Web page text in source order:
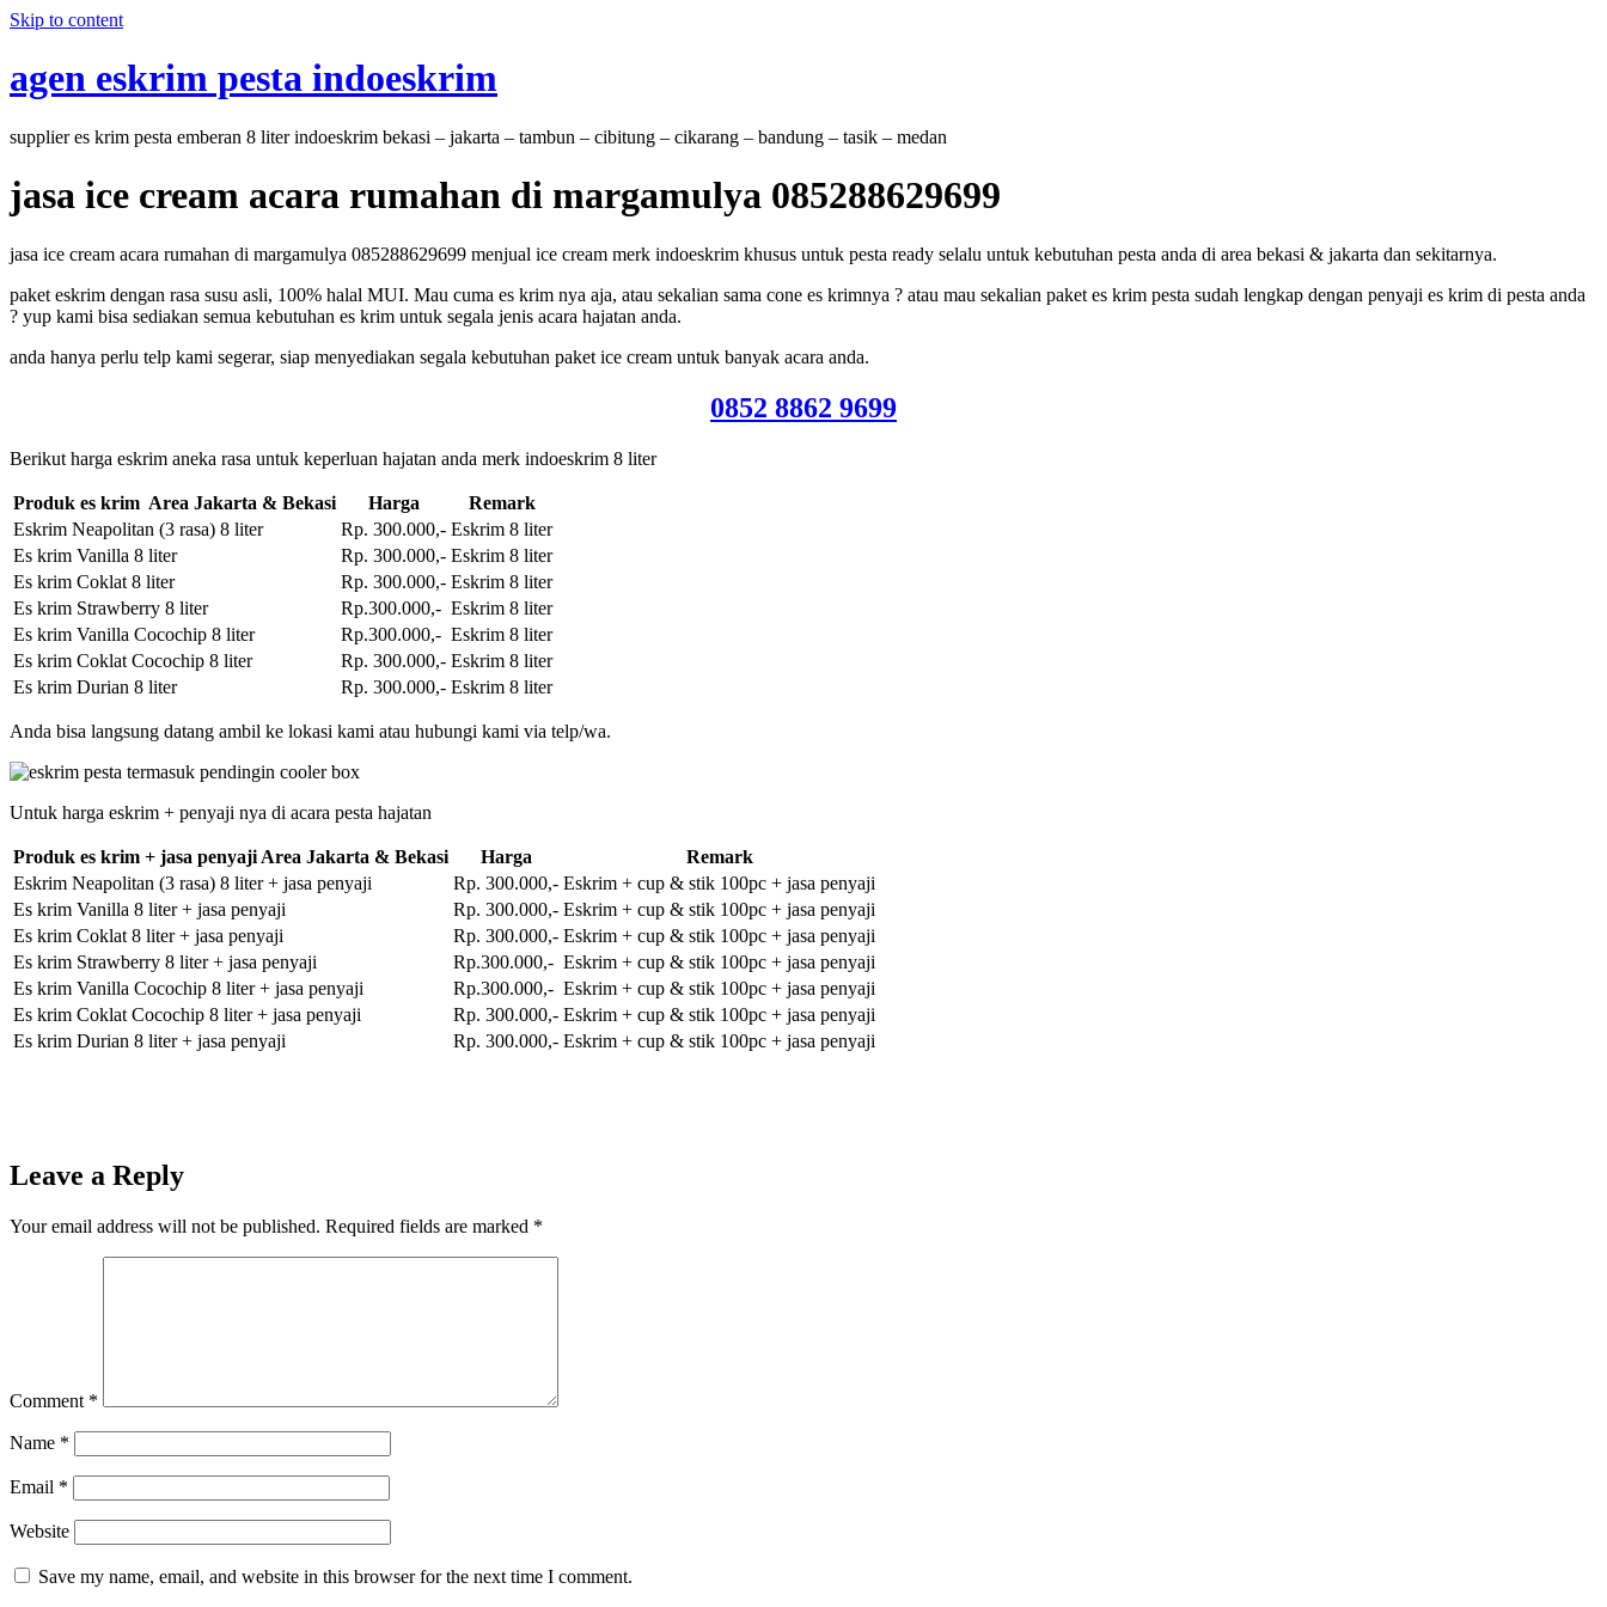
Skip to content
agen eskrim pesta indoeskrim
supplier es krim pesta emberan 8 liter indoeskrim bekasi – jakarta – tambun – cibitung – cikarang – bandung – tasik – medan
jasa ice cream acara rumahan di margamulya 085288629699
jasa ice cream acara rumahan di margamulya 085288629699 menjual ice cream merk indoeskrim khusus untuk pesta ready selalu untuk kebutuhan pesta anda di area bekasi & jakarta dan sekitarnya.
paket eskrim dengan rasa susu asli, 100% halal MUI. Mau cuma es krim nya aja, atau sekalian sama cone es krimnya ? atau mau sekalian paket es krim pesta sudah lengkap dengan penyaji es krim di pesta anda
? yup kami bisa sediakan semua kebutuhan es krim untuk segala jenis acara hajatan anda.
anda hanya perlu telp kami segerar, siap menyediakan segala kebutuhan paket ice cream untuk banyak acara anda.
0852 8862 9699
Berikut harga eskrim aneka rasa untuk keperluan hajatan anda merk indoeskrim 8 liter
Produk es krim Area Jakarta & Bekasi Harga
Remark
Eskrim Neapolitan (3 rasa) 8 liter
Rp. 300.000,- Eskrim 8 liter
Es krim Vanilla 8 liter
Rp. 300.000,- Eskrim 8 liter
Es krim Coklat 8 liter
Rp. 300.000,- Eskrim 8 liter
Es krim Strawberry 8 liter
Rp.300.000,- Eskrim 8 liter
Es krim Vanilla Cocochip 8 liter
Rp.300.000,- Eskrim 8 liter
Es krim Coklat Cocochip 8 liter
Rp. 300.000,- Eskrim 8 liter
Es krim Durian 8 liter
Rp. 300.000,- Eskrim 8 liter
Anda bisa langsung datang ambil ke lokasi kami atau hubungi kami via telp/wa.
Untuk harga eskrim + penyaji nya di acara pesta hajatan
Produk es krim + jasa penyaji Area Jakarta & Bekasi Harga
Remark
Eskrim Neapolitan (3 rasa) 8 liter + jasa penyaji
Rp. 300.000,- Eskrim + cup & stik 100pc + jasa penyaji
Es krim Vanilla 8 liter + jasa penyaji
Rp. 300.000,- Eskrim + cup & stik 100pc + jasa penyaji
Es krim Coklat 8 liter + jasa penyaji
Rp. 300.000,- Eskrim + cup & stik 100pc + jasa penyaji
Es krim Strawberry 8 liter + jasa penyaji
Rp.300.000,- Eskrim + cup & stik 100pc + jasa penyaji
Es krim Vanilla Cocochip 8 liter + jasa penyaji
Rp.300.000,- Eskrim + cup & stik 100pc + jasa penyaji
Es krim Coklat Cocochip 8 liter + jasa penyaji
Rp. 300.000,- Eskrim + cup & stik 100pc + jasa penyaji
Es krim Durian 8 liter + jasa penyaji
Rp. 300.000,- Eskrim + cup & stik 100pc + jasa penyaji
Leave a Reply
Your email address will not be published. Required fields are marked *
Comment *
Name *
Email *
Website
Save my name, email, and website in this browser for the next time I comment.